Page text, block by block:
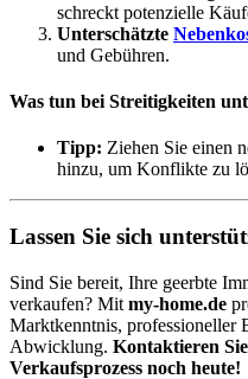
schreckt potenzielle
Unterschätzte
und Gebühren.
Was tun bei Streitigkeiten
Tipp: Ziehen Sie einen
hinzu, um Konflikte zu
Lassen Sie sich
Sind Sie bereit, Ihre geerbte
verkaufen? Mit my-home.de
Marktkenntnis, professioneller
Abwicklung. Kontaktieren
Verkaufsprozess noch heute!